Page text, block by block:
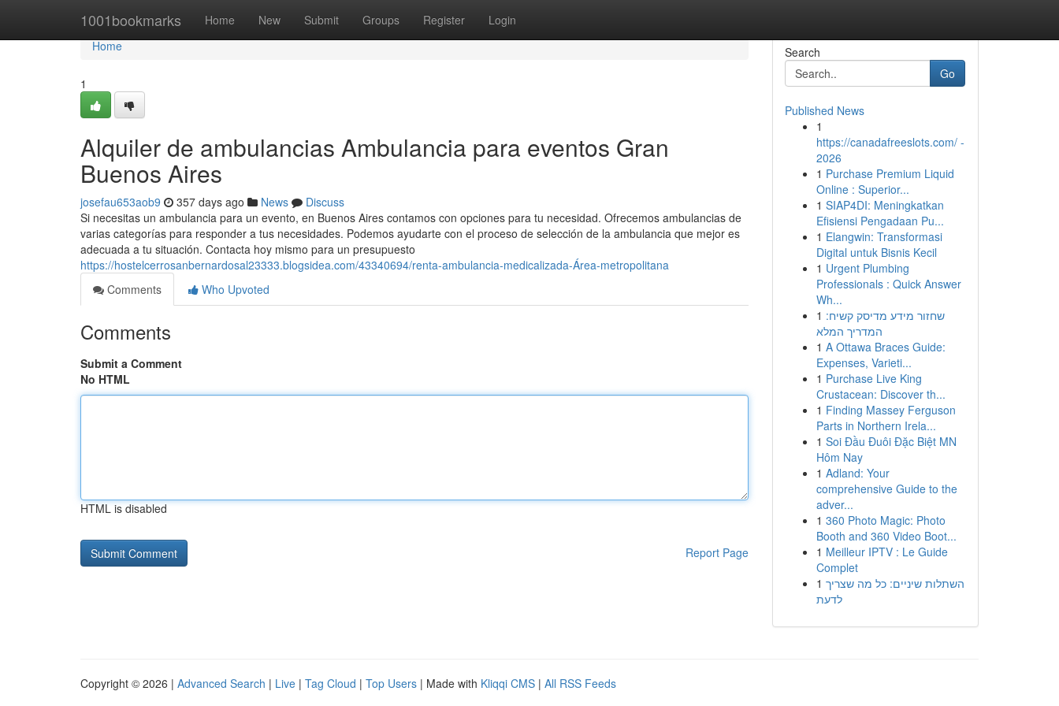
1001bookmarks Home New Submit Groups Register Login
Home
Home
1
Alquiler de ambulancias Ambulancia para eventos Gran
Buenos Aires
josefau653aob9 357 days ago News
Discuss
Si necesitas un ambulancia para un evento, en Buenos Aires contamos con opciones para tu necesidad. Ofrecemos ambulancias de
varias categorías para responder a tus necesidades. Podemos ayudarte con el proceso de selección de la ambulancia que mejor es
adecuada a tu situación. Contacta hoy mismo para un presupuesto
https://hostelcerrosanbernardosal23333.blogsidea.com/43340694/renta-ambulancia-medicalizada-Área-metropolitana
Comments
Who Upvoted
Comments
Submit a Comment
No HTML
HTML is disabled
Report Page
Search
Go
Published News
1
https://canadafreeslots.com/ -
2026
1 Purchase Premium Liquid
Online : Superior...
1 SIAP4DI: Meningkatkan
Efisiensi Pengadaan Pu...
1 Elangwin: Transformasi
Digital untuk Bisnis Kecil
1 Urgent Plumbing
Professionals : Quick Answer
Wh...
1 שחזור מידע מדיסק קשיח:
המדריך המלא
1 A Ottawa Braces Guide:
Expenses, Varieti...
1 Purchase Live King
Crustacean: Discover th...
1 Finding Massey Ferguson
Parts in Northern Irela...
1 Soi Đầu Đuôi Đặc Biệt MN
Hôm Nay
1 Adland: Your
comprehensive Guide to the
adver...
1 360 Photo Magic: Photo
Booth and 360 Video Boot...
1 Meilleur IPTV : Le Guide
Complet
1 השתלות שיניים: כל מה שצריך
לדעת
Copyright © 2026 | Advanced Search | Live | Tag Cloud | Top Users | Made with Kliqqi CMS | All RSS Feeds